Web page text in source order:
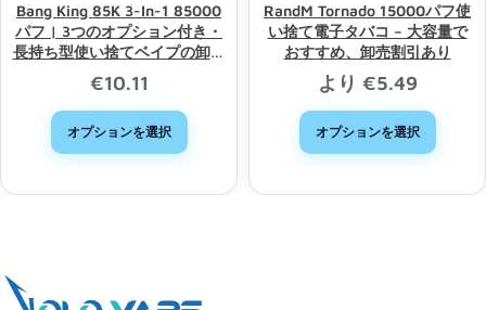
Bang King 85K 3-In-1 85000
パフ | 3つのオプション付き・
長持ち型使い捨てベイプの卸売
り
€10.11
オプションを選択
RandM Tornado 15000パフ使
い捨て電子タバコ – 大容量で
おすすめ、卸売割引あり
より €5.49
オプションを選択